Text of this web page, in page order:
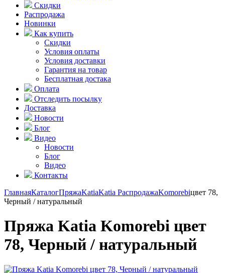
Скидки
Распродажа
Новинки
Как купить
Скидки
Условия оплаты
Условия доставки
Гарантия на товар
Бесплатная достака
Оплата
Отследить посылку
Доставка
Новости
Блог
Видео
Новости
Блог
Видео
Контакты
ГлавнаяКаталогПряжаKatiaKatia РаспродажаKomorebiцвет 78,
Черный / натуральный
Пряжа Katia Komorebi цвет
78, Черный / натуральный